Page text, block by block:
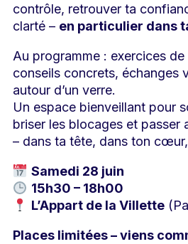
contrôle, retrouver ta
clarté – en particulier dans
Au programme : exercices
conseils concrets, échanges
autour d’un verre.
Un espace bienveillant pour
briser les blocages et passer
– dans ta tête, dans ton
Samedi 28 juin
15h30 – 18h00
L’Appart de la Villette
Places limitées – viens